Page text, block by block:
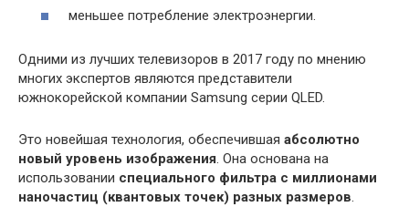
меньшее потребление электроэнергии.
Одними из лучших телевизоров в 2017 году по мнению
многих экспертов являются представители
южнокорейской компании Samsung серии QLED.
Это новейшая технология, обеспечившая абсолютно
новый уровень изображения. Она основана на
использовании специального фильтра с миллионами
наночастиц (квантовых точек) разных размеров.